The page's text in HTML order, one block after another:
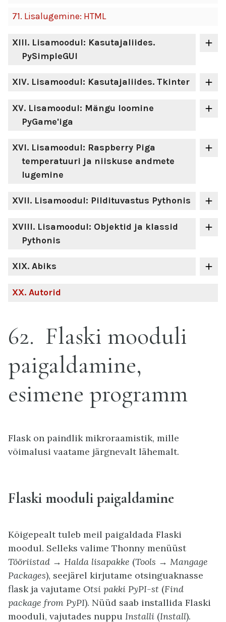
71. Lisalugemine: HTML
XIII. Lisamoodul: Kasutajaliides.
PySimpleGUI
XIV. Lisamoodul: Kasutajaliides. Tkinter
XV. Lisamoodul: Mängu loomine
PyGame'iga
XVI. Lisamoodul: Raspberry Piga
temperatuuri ja niiskuse andmete
lugemine
XVII. Lisamoodul: Pildituvastus Pythonis
XVIII. Lisamoodul: Objektid ja klassid
Pythonis
XIX. Abiks
XX. Autorid
62 Flaski mooduli
paigaldamine,
esimene programm
Flask on paindlik mikroraamistik, mille
võimalusi vaatame järgnevalt lähemalt.
Flaski mooduli paigaldamine
Kõigepealt tuleb meil paigaldada Flaski
moodul. Selleks valime Thonny menüüst
Tööriistad → Halda lisapakke (Tools → Mangage
Packages), seejärel kirjutame otsinguaknasse
flask ja vajutame Otsi pakki PyPI-st (Find
package from PyPI). Nüüd saab installida Flaski
mooduli, vajutades nuppu Installi (Install).